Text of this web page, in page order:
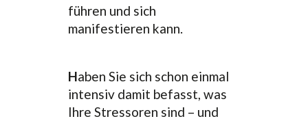
führen und sich
manifestieren kann.
Haben Sie sich schon einmal
intensiv damit befasst, was
Ihre Stressoren sind – und